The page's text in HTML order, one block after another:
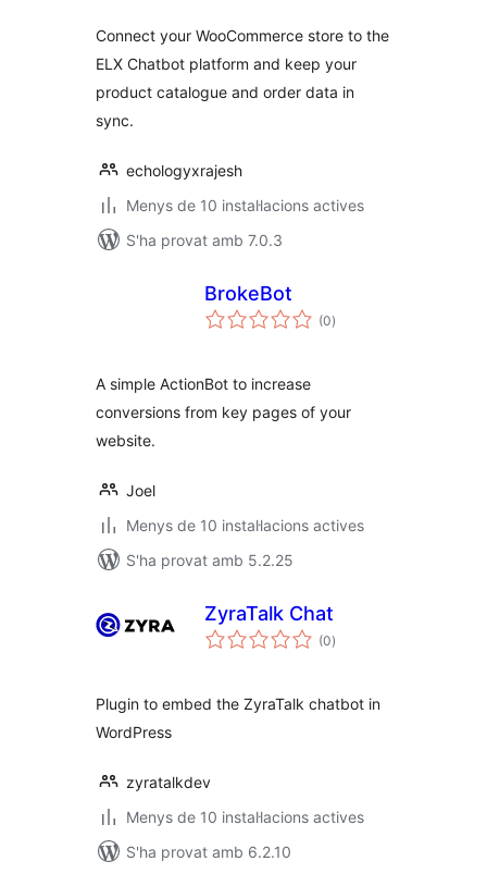
Connect your WooCommerce store to the
ELX Chatbot platform and keep your
product catalogue and order data in
sync.
echologyxrajesh
Menys de 10 instal·lacions actives
S'ha provat amb 7.0.3
BrokeBot
(0puntuacions
totals
)
A simple ActionBot to increase
conversions from key pages of your
website.
Joel
Menys de 10 instal·lacions actives
S'ha provat amb 5.2.25
ZyraTalk Chat
(0puntuacions
totals
)
Plugin to embed the ZyraTalk chatbot in
WordPress
zyratalkdev
Menys de 10 instal·lacions actives
S'ha provat amb 6.2.10